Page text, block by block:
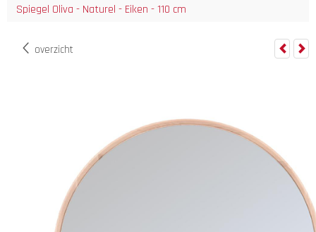
Spiegel Oliva - Naturel - Eiken - 110 cm
overzicht